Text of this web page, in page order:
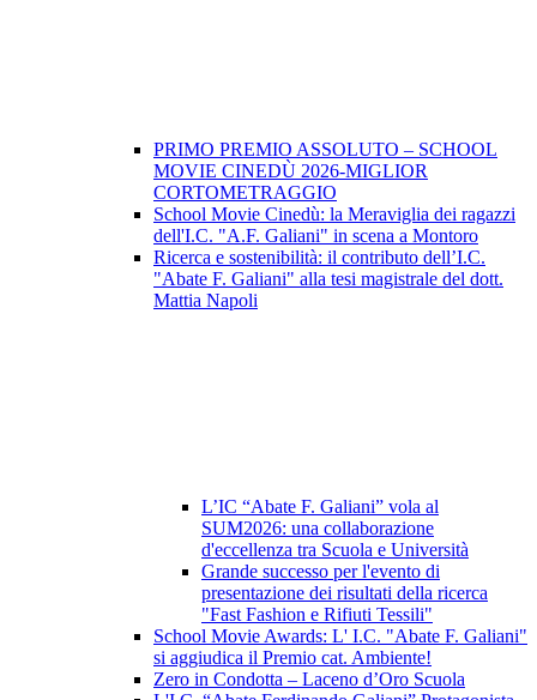
PRIMO PREMIO ASSOLUTO – SCHOOL
MOVIE CINEDÙ 2026-MIGLIOR
CORTOMETRAGGIO
School Movie Cinedù: la Meraviglia dei ragazzi
dell'I.C. "A.F. Galiani" in scena a Montoro
Ricerca e sostenibilità: il contributo dell’I.C.
"Abate F. Galiani" alla tesi magistrale del dott.
Mattia Napoli
L’IC “Abate F. Galiani” vola al
SUM2026: una collaborazione
d'eccellenza tra Scuola e Università
Grande successo per l'evento di
presentazione dei risultati della ricerca
"Fast Fashion e Rifiuti Tessili"
School Movie Awards: L' I.C. "Abate F. Galiani"
si aggiudica il Premio cat. Ambiente!
Zero in Condotta – Laceno d’Oro Scuola